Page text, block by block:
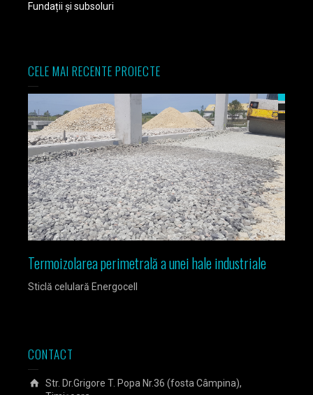
Fundații și subsoluri
CELE MAI RECENTE PROIECTE
Termoizolarea perimetrală a unei hale industriale
Sticlă celulară Energocell
CONTACT
Str. Dr.Grigore T. Popa Nr.36 (fosta Câmpina),